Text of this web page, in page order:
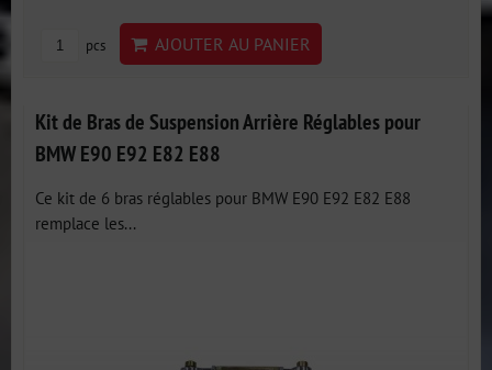
pcs AJOUTER AU PANIER
Kit de Bras de Suspension Arrière Réglables pour
BMW E90 E92 E82 E88
Ce kit de 6 bras réglables pour BMW E90 E92 E82 E88
remplace les...